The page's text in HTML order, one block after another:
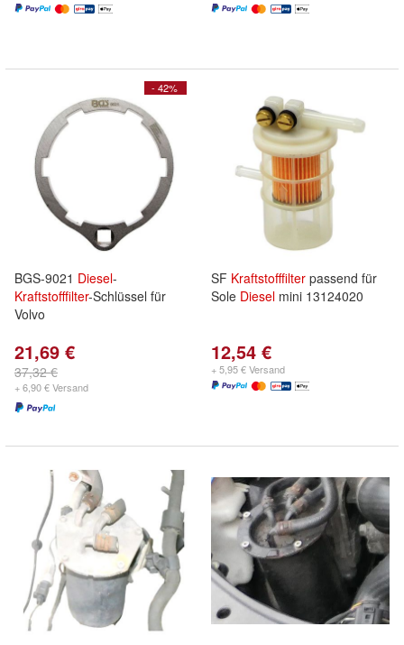
- 42%
BGS-9021 Diesel-
Kraftstofffilter-Schlüssel für
Volvo
21,69 €
37,32 €
+ 6,90 € Versand
SF Kraftstofffilter passend für
Sole Diesel mini 13124020
12,54 €
+ 5,95 € Versand